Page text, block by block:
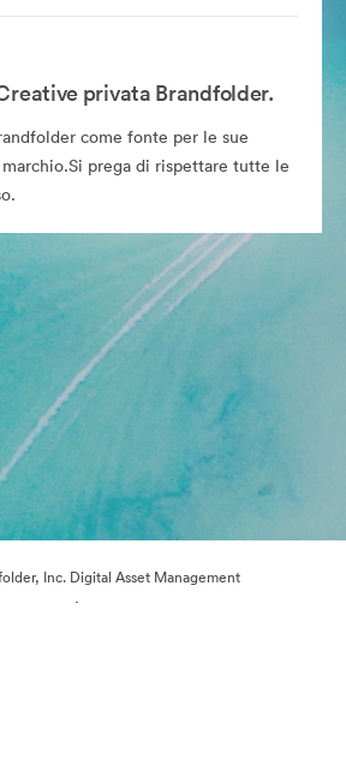
privata Brandfolder.
come fonte per le sue
prega di rispettare tutte le
Inc. Digital Asset Management
·